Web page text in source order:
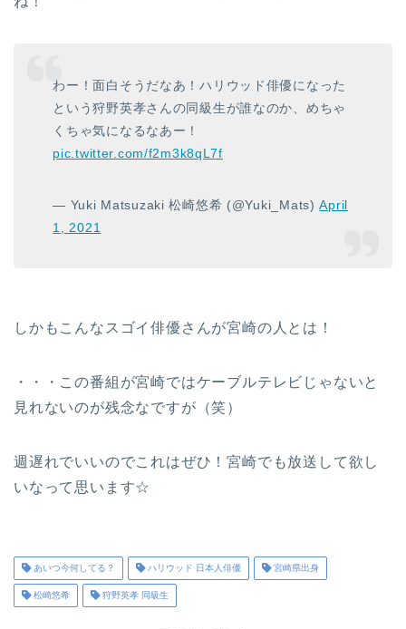
わー！面白そうだなあ！ハリウッド俳優になった
という狩野英孝さんの同級生が誰なのか、めちゃ
くちゃ気になるなあー！
pic.twitter.com/f2m3k8qL7f
— Yuki Matsuzaki 松崎悠希 (@Yuki_Mats)April
1, 2021
しかもこんなスゴイ俳優さんが宮崎の人とは！
・・・この番組が宮崎ではケーブルテレビじゃないと
見れないのが残念なですが（笑）
週遅れでいいのでこれはぜひ！宮崎でも放送して欲し
いなって思います☆
あいつ今何してる？ ハリウッド 日本人俳優 宮崎県出身
松崎悠希 狩野英孝 同級生